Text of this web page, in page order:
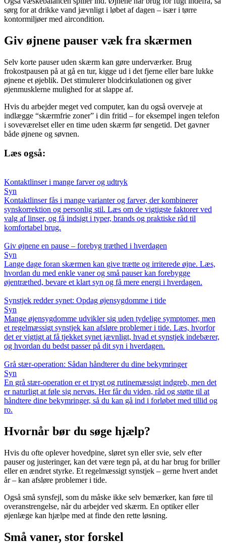
sørg for at drikke vand jævnligt i løbet af dagen – især i tørre
kontormiljøer med aircondition.
Giv øjnene pauser væk fra skærmen
Selv korte pauser uden skærm kan gøre underværker. Brug
frokostpausen på at gå en tur, kigge ud i det fjerne eller bare lukke
øjnene et øjeblik. Det stimulerer blodcirkulationen og giver
øjenmusklerne mulighed for at slappe af.
Hvis du arbejder meget ved computer, kan du også overveje at
indlægge “skærmfrie zoner” i din fritid – for eksempel ingen telefon
i soveværelset eller en time uden skærm før sengetid. Det gavner
både øjnene og søvnen.
Læs også:
Kontaktlinser i mange farver og udtryk
Syn
Kontaktlinser fås i mange varianter og farver, der kombinerer
synskorrektion og personlig stil. Læs om de vigtigste faktorer ved
valg af linser, og få indsigt i typer, brands og praktiske råd til
komfortabel brug.
Giv øjnene en pause – forebyg træthed i hverdagen
Syn
Lange dage foran skærmen kan give trætte og irriterede øjne. Læs,
hvordan du med enkle vaner og små pauser kan forebygge
øjentræthed, bevare et klart syn og få mere energi i hverdagen.
Synstjek redder synet: Opdag øjensygdomme i tide
Syn
Mange øjensygdomme udvikler sig uden tydelige symptomer, men
et regelmæssigt synstjek kan afsløre problemer i tide. Læs, hvorfor
det er vigtigt at få tjekket synet jævnligt, hvad et synstjek indebærer,
og hvordan du bedst passer på dit syn i hverdagen.
Grå stær-operation: Sådan håndterer du dine bekymringer
Syn
En grå stær-operation er et trygt og rutinemæssigt indgreb, men det
er naturligt at føle sig nervøs. Her får du viden, råd og støtte til at
håndtere dine bekymringer, så du kan gå ind i forløbet med tillid og
ro.
Hvornår bør du søge hjælp?
Hvis du ofte oplever hovedpine, sløret syn eller svie, selv efter
pauser og justeringer, kan det være tegn på, at du har brug for briller
eller en ændret styrke. Et regelmæssigt synstjek – gerne hvert andet
år – kan afsløre problemer i tide.
Også små synsfejl, som du måske ikke selv bemærker, kan føre til
overanstrengelse, når du arbejder ved skærm. En optiker eller
øjenlæge kan hjælpe med at finde den rette løsning.
Små vaner, stor forskel